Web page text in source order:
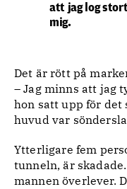
att jag log
mig.
Det är rött på
– Jag minns att jag
hon satt upp för det
huvud var
Ytterligare fem
tunneln, är
mannen överlever.